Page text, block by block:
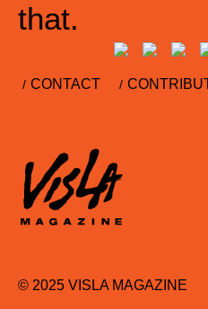
that.
CONTACT
© 2025 VISLA MAGAZINE